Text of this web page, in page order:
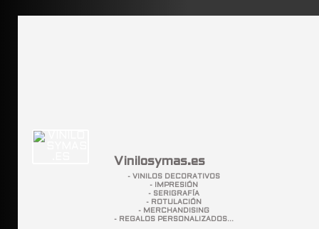
Vinilosymas.es
- VINILOS DECORATIVOS
- IMPRESIÓN
- SERIGRAFÍA
- ROTULACIÓN
- MERCHANDISING
- REGALOS PERSONALIZADOS...